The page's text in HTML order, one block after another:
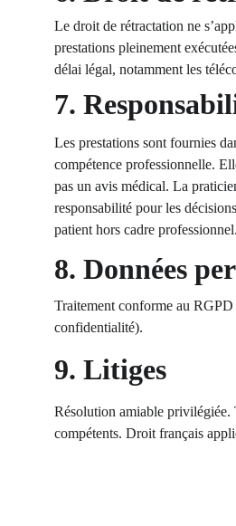
Le droit de rétractation ne
prestations pleinement
délai légal, notamment les
7.
Les prestations sont fournies
compétence professionnelle.
pas un avis médical. La
responsabilité pour les
patient hors cadre professionnel.
8. Données
Traitement conforme au
confidentialité).
9. Litiges
Résolution amiable privilégiée.
compétents. Droit français